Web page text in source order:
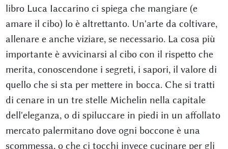
libro Luca Iaccarino ci spiega che mangiare (e
amare il cibo) lo è altrettanto. Un'arte da coltivare,
allenare e anche viziare, se necessario. La cosa più
importante è avvicinarsi al cibo con il rispetto che
merita, conoscendone i segreti, i sapori, il valore di
quello che si sta per mettere in bocca. Che si tratti
di cenare in un tre stelle Michelin nella capitale
dell'eleganza, o di spiluccare in piedi in un affollato
mercato palermitano dove ogni boccone è una
scommessa, o che ci tocchi invece cucinare per gli